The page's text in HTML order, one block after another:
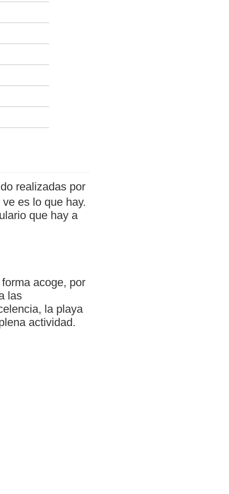
realizadas por
es lo que hay.
que hay a
acoge, por
las
la playa
actividad.